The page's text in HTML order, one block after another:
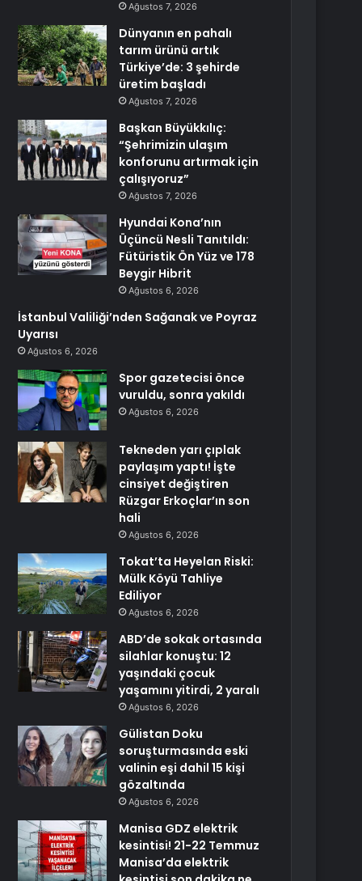
Ağustos 7, 2026
Dünyanın en pahalı
tarım ürünü artık
Türkiye’de: 3 şehirde
üretim başladı
Ağustos 7, 2026
Başkan Büyükkılıç:
“Şehrimizin ulaşım
konforunu artırmak için
çalışıyoruz”
Ağustos 7, 2026
Hyundai Kona’nın
Üçüncü Nesli Tanıtıldı:
Fütüristik Ön Yüz ve 178
Beygir Hibrit
Ağustos 6, 2026
İstanbul Valiliği’nden Sağanak ve Poyraz
Uyarısı
Ağustos 6, 2026
Spor gazetecisi önce
vuruldu, sonra yakıldı
Ağustos 6, 2026
Tekneden yarı çıplak
paylaşım yaptı! İşte
cinsiyet değiştiren
Rüzgar Erkoçlar’ın son
hali
Ağustos 6, 2026
Tokat’ta Heyelan Riski:
Mülk Köyü Tahliye
Ediliyor
Ağustos 6, 2026
ABD’de sokak ortasında
silahlar konuştu: 12
yaşındaki çocuk
yaşamını yitirdi, 2 yaralı
Ağustos 6, 2026
Gülistan Doku
soruşturmasında eski
valinin eşi dahil 15 kişi
gözaltında
Ağustos 6, 2026
Manisa GDZ elektrik
kesintisi! 21-22 Temmuz
Manisa’da elektrik